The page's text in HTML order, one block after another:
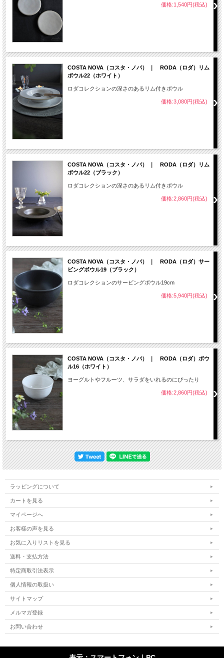
価格:1,540円(税込)
COSTA NOVA（コスタ・ノバ） ｜ RODA（ロダ）リム
ボウル22（ホワイト）
ロダコレクションの深さのあるリム付きボウル
価格:3,080円(税込)
COSTA NOVA（コスタ・ノバ） ｜ RODA（ロダ）リム
ボウル22（ブラック）
ロダコレクションの深さのあるリム付きボウル
価格:2,860円(税込)
COSTA NOVA（コスタ・ノバ） ｜ RODA（ロダ）サー
ビングボウル19（ブラック）
ロダコレクションのサービングボウル19cm
価格:5,940円(税込)
COSTA NOVA（コスタ・ノバ） ｜ RODA（ロダ）ボウ
ル16（ホワイト）
ヨーグルトやフルーツ、サラダをいれるのにぴったり
価格:2,860円(税込)
ラッピングについて
カートを見る
マイページへ
お客様の声を見る
お気に入りリストを見る
送料・支払方法
特定商取引法表示
個人情報の取扱い
サイトマップ
メルマガ登録
お問い合わせ